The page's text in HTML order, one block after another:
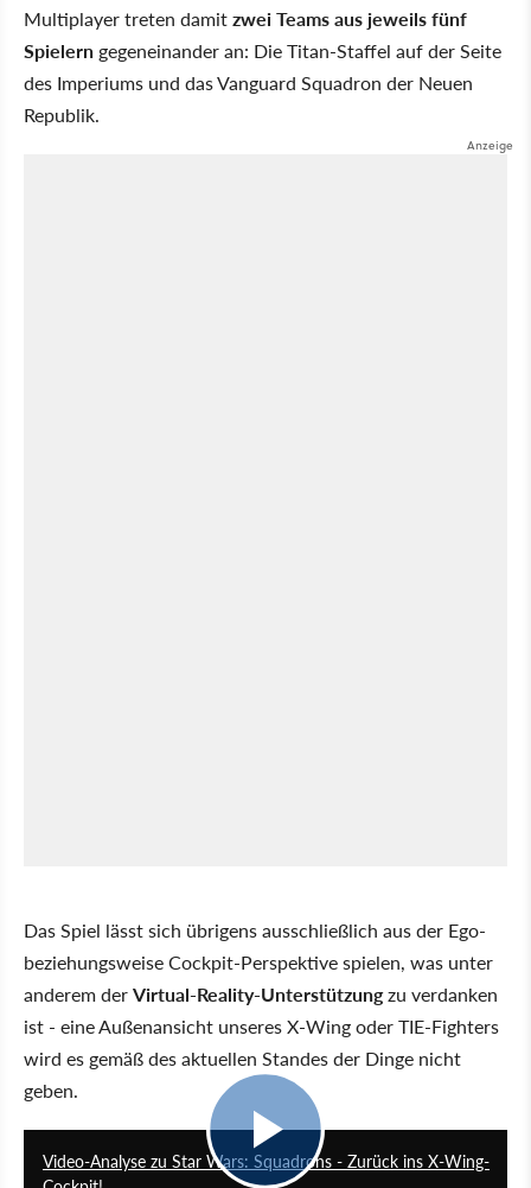
Multiplayer treten damitzwei Teams aus jeweils fünf
Spielern gegeneinander an: Die Titan-Staffel auf der Seite
des Imperiums und das Vanguard Squadron der Neuen
Republik.
Das Spiel lässt sich übrigens ausschließlich aus der Ego-
beziehungsweise Cockpit-Perspektive spielen, was unter
anderem derVirtual-Reality-Unterstützungzu verdanken
ist - eine Außenansicht unseres X-Wing oder TIE-Fighters
wird es gemäß des aktuellen Standes der Dinge nicht
geben.
Video-Analyse zu Star Wars: Squadrons - Zurück ins X-Wing-